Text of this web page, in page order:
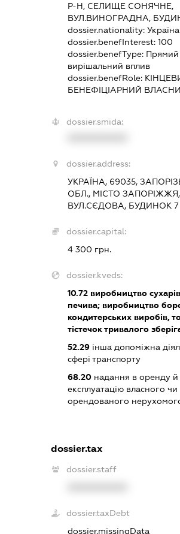
Р-Н, СЕЛИЩЕ СОНЯЧНЕ,
ВУЛ.ВИНОГРАДНА,
dossier.nationality:Україна
dossier.benefInterest:100
dossier.benefType: Прямий
вирішальний вплив
dossier.benefRole:
БЕНЕФІЦІАРНИЙ
dossier.smida:
dossier.address:
УКРАЇНА, 69035,
ОБЛ., МІСТО ЗАПОРІЖЖЯ,
ВУЛ.СЄДОВА, БУДИНОК 7
dossier.capital:
4 300 грн.
dossier.kveds:
10.72 виробництво
печива; виробництво
кондитерських виробів,
тістечок тривалого
52.29 інша допоміжна
сфері транспорту
68.20 надання в оренду й
експлуатацію власного чи
орендованого
dossier.tax
dossier.staff
dossier.taxDebt
dossier.missingData